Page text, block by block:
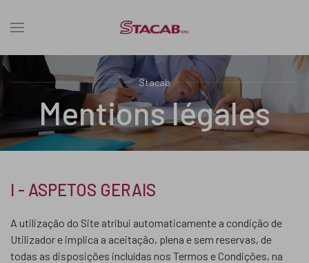
Stacab
Mentions légales
I - ASPETOS GERAIS
A utilização do Site atribui automaticamente a condição de
Utilizador e implica a aceitação, plena e sem reservas, de
todas as disposições incluídas nos Termos e Condições, na